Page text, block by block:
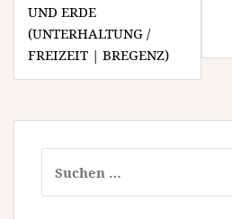
UND ERDE
(UNTERHALTUNG /
FREIZEIT | BREGENZ)
nach: